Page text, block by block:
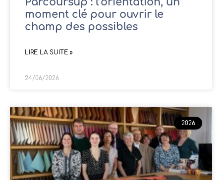
moment clé pour ouvrir le
champ des possibles
LIRE LA SUITE »
24/06/2026
2026